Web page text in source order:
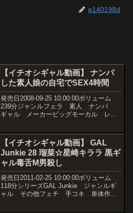
e140198d
【イチオシギャル動画】 ナンパ
した素人娘の自宅でSEX4時間
発売日2008-09-25 10:00:00ボリューム
239分ジャンルフェラ 素人 ナンパ
ギャル メーカービッグモーカル レー
【イチオシギャル動画】 GAL
Junkie 28 瑠菜☆星崎キララ 黒ギ
ャル毒舌M男殺し
発売日2011-02-25 10:00:00ボリューム
118分シリーズGAL Junkie ジャンルギ
ャル その他フェチ 手コキ 単体作